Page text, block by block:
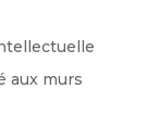
aux murs